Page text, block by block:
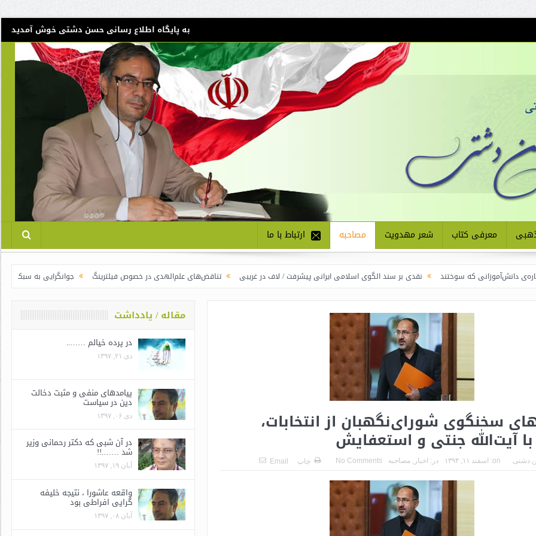
به پایگاه اطلاع رسانی حسن دشتی خوش آمدید
معرفی کتاب شعر مهدویت مصاحبه ارتباط با ما
که سوختند نقدی بر سند الگوی اسلامی ایرانی پیشرفت / لاف در غریبی تناقض‌های علم‌الهدی در خصوص فیلترینگ جوانگرایی به سبک وزرای جدید | رییس
سخنگوی شورای‌نگهبان از انتخابات،
آیت‌الله جنتی و استعفایش
دشتی on: اسفند ۱۱, ۱۳۹۴ در: اخبار , مصاحبه No Comments چاپ Email
مقاله / یادداشت
در پرده خیالم ……..
دی ۲۱, ۱۳۹۷
پیامدهای منفی و مثبت دخالت
دین در سیاست
دی ۰۶, ۱۳۹۷
در آن شبی که دکتر رحمانی وزیر
شد …….!!
آبان ۱۹, ۱۳۹۷
واقعه عاشورا ، نتیجه خلیفه
گرایی افراطی بود
آبان ۰۸, ۱۳۹۷